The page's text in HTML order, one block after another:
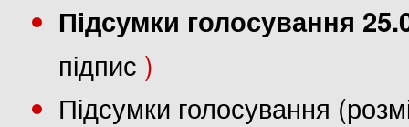
Підсумки голосування
підпис )
Підсумки голосування